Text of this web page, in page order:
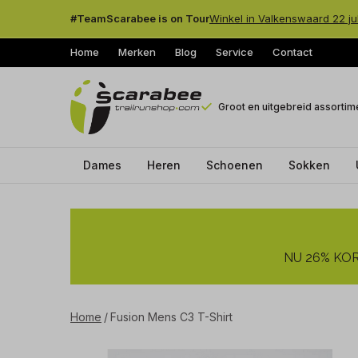
#TeamScarabee is on TourWinkel in Valkenswaard 22
Home Merken Blog Service Contact
Groot en uitgebreid
Dames Heren Schoenen Sokken
Fusion
NU 26%
Home Fusion Mens C3 T-Shirt